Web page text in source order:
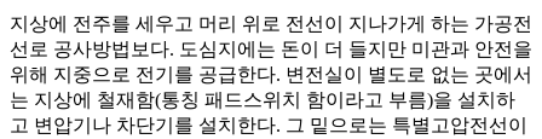
지상에 전주를 세우고 머리 위로 전선이 지나가게 하는 가공전
선로 공사방법보다. 도심지에는 돈이 더 들지만 미관과 안전을
위해 지중으로 전기를 공급한다. 변전실이 별도로 없는 곳에서
는 지상에 철재함(통칭 패드스위치 함이라고 부름)을 설치하
고 변압기나 차단기를 설치한다. 그 밑으로는 특별고압전선이